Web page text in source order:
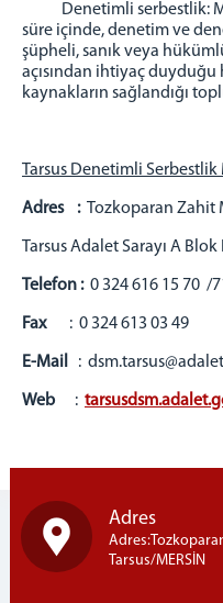
Ceza İnfaz Kurumlarımız
Basın Suçları Bürosu
C. BAŞSAVCILIĞI
C. Başsavcılığı Birimleri
MAHKEMELER
Komisyon Başkanı
Komisyon Üyeleri
İLETİŞİM
Denetimli serbestlik:
süre içinde, denetim ve
şüpheli, sanık veya
açısından ihtiyaç
kaynakların sağlandığı
Tarsus Denetimli
Adres : Tozkoparan Zahit
Tarsus Adalet Sarayı A Blok
Telefon : 0 324 616 15 70 /
Fax: 0 324 613 03 49
E-Mail :
Web:
Adres
Tarsus/MERSİN